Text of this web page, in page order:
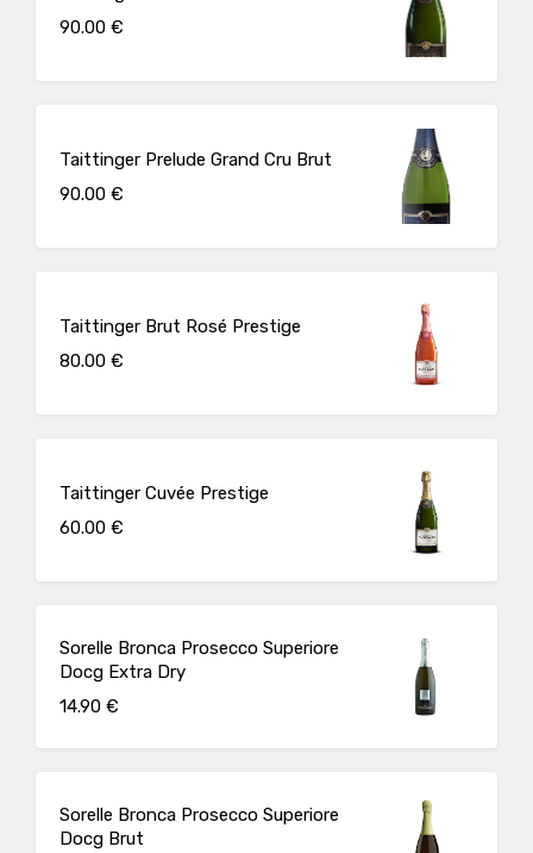
90.00 €
Taittinger Prelude Grand Cru Brut
90.00 €
Taittinger Brut Rosé Prestige
80.00 €
Taittinger Cuvée Prestige
60.00 €
Sorelle Bronca Prosecco Superiore
Docg Extra Dry
14.90 €
Sorelle Bronca Prosecco Superiore
Docg Brut